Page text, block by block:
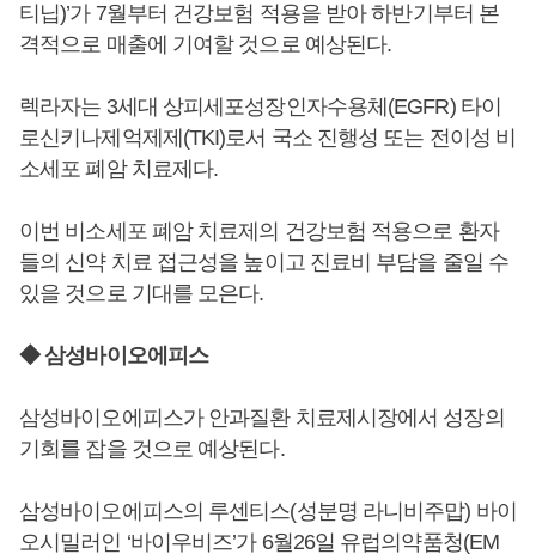
티닙)’가 7월부터 건강보험 적용을 받아 하반기부터 본
격적으로 매출에 기여할 것으로 예상된다.
렉라자는 3세대 상피세포성장인자수용체(EGFR) 타이
로신키나제억제제(TKI)로서 국소 진행성 또는 전이성 비
소세포 폐암 치료제다.
이번 비소세포 폐암 치료제의 건강보험 적용으로 환자
들의 신약 치료 접근성을 높이고 진료비 부담을 줄일 수
있을 것으로 기대를 모은다.
◆ 삼성바이오에피스
삼성바이오에피스가 안과질환 치료제시장에서 성장의
기회를 잡을 것으로 예상된다.
삼성바이오에피스의 루센티스(성분명 라니비주맙) 바이
오시밀러인 ‘바이우비즈’가 6월26일 유럽의약품청(EM